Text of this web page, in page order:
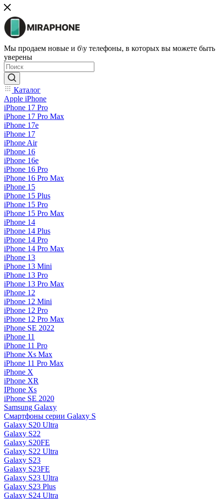
Мы продаем новые и б\у телефоны, в которых вы можете быть
уверены
Каталог
Apple iPhone
iPhone 17 Pro
iPhone 17 Pro Max
iPhone 17e
iPhone 17
iPhone Air
iPhone 16
iPhone 16e
iPhone 16 Pro
iPhone 16 Pro Max
iPhone 15
iPhone 15 Plus
iPhone 15 Pro
iPhone 15 Pro Max
iPhone 14
iPhone 14 Plus
iPhone 14 Pro
iPhone 14 Pro Max
iPhone 13
iPhone 13 Mini
iPhone 13 Pro
iPhone 13 Pro Max
iPhone 12
iPhone 12 Mini
iPhone 12 Pro
iPhone 12 Pro Max
iPhone SE 2022
iPhone 11
iPhone 11 Pro
iPhone Xs Max
iPhone 11 Pro Max
iPhone X
iPhone XR
IPhone Xs
iPhone SE 2020
Samsung Galaxy
Смартфоны серии Galaxy S
Galaxy S20 Ultra
Galaxy S22
Galaxy S20FE
Galaxy S22 Ultra
Galaxy S23
Galaxy S23FE
Galaxy S23 Ultra
Galaxy S23 Plus
Galaxy S24 Ultra